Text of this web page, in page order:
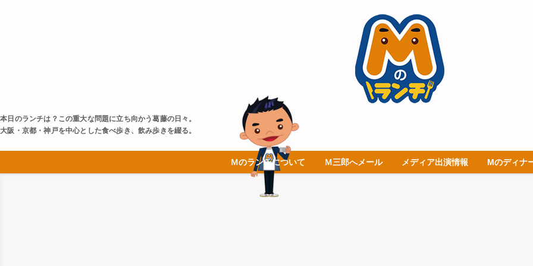
本日のランチは？この重大な問題に立ち向かう葛藤の日々。
大阪・京都・神戸を中心とした食べ歩き、飲み歩きを綴る。
Ｍのランチについて Ｍ三郎へメール メディア出演情報 Mのディナ